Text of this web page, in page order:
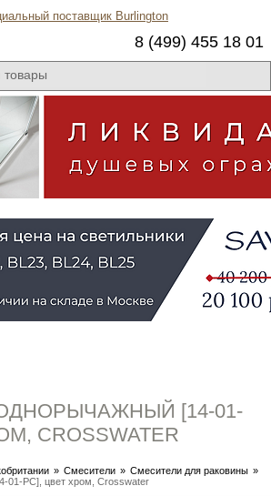
8 (499) 455 18 01
[14-01-
CROSSWATER
» Смесители » Смесители для раковины »
01-PC], цвет хром, Crosswater